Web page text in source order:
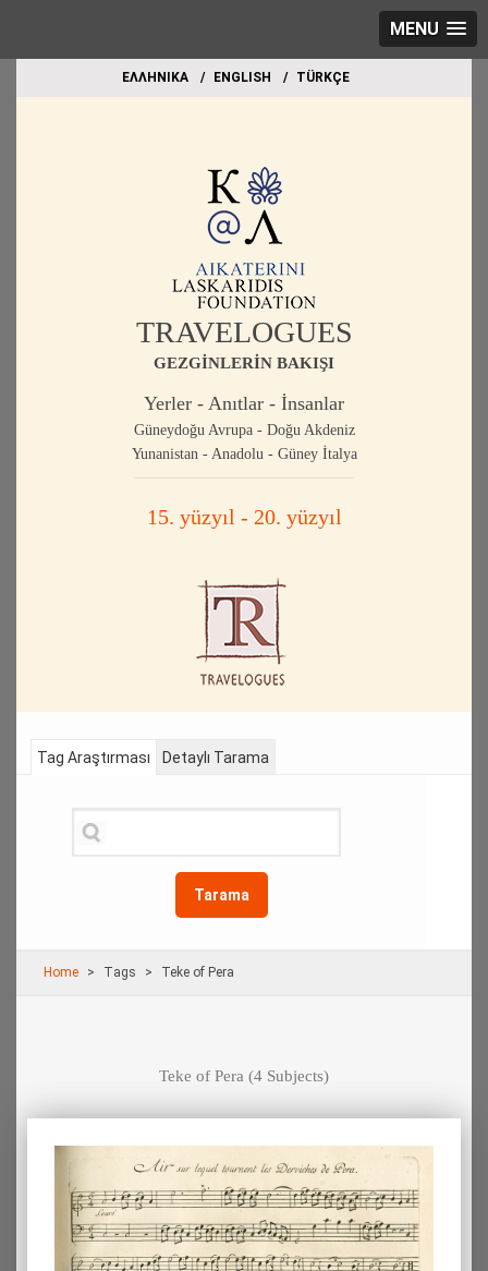
MENU
EΛΛΗΝΙΚΑ ΕΝGLISH TÜRKÇE
TRAVELOGUES
GEZGİNLERİN BAKIŞI
Yerler - Anıtlar - İnsanlar
Güneydoğu Avrupa - Doğu Akdeniz
Yunanistan - Anadolu - Güney İtalya
15. yüzyıl - 20. yüzyıl
Tag Araştırması
Tarama
Detaylı Tarama
Home Τags Teke of Pera
Teke of Pera (4 Subjects)